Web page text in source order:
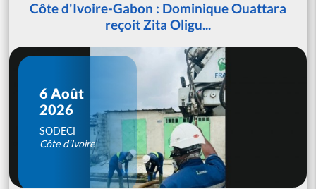
Côte d'Ivoire-Gabon : Dominique Ouattara
reçoit Zita Oligu...
6 Août
2026
SODECI
Côte d'Ivoire